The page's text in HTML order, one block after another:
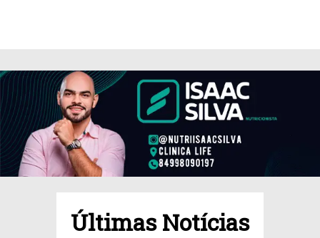
Últimas Notícias